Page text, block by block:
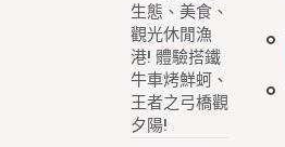
生態、美食、
觀光休閒漁
港! 體驗搭鐵
牛車烤鮮蚵、
王者之弓橋觀
夕陽!